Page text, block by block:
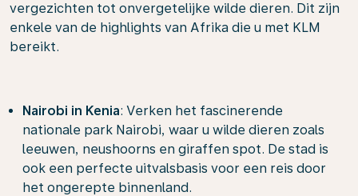
vergezichten tot onvergetelijke wilde dieren. Dit zijn
enkele van de highlights van Afrika die u met KLM
bereikt.
Nairobi in Kenia: Verken het fascinerende
nationale park Nairobi, waar u wilde dieren zoals
leeuwen, neushoorns en giraffen spot. De stad is
ook een perfecte uitvalsbasis voor een reis door
het ongerepte binnenland.